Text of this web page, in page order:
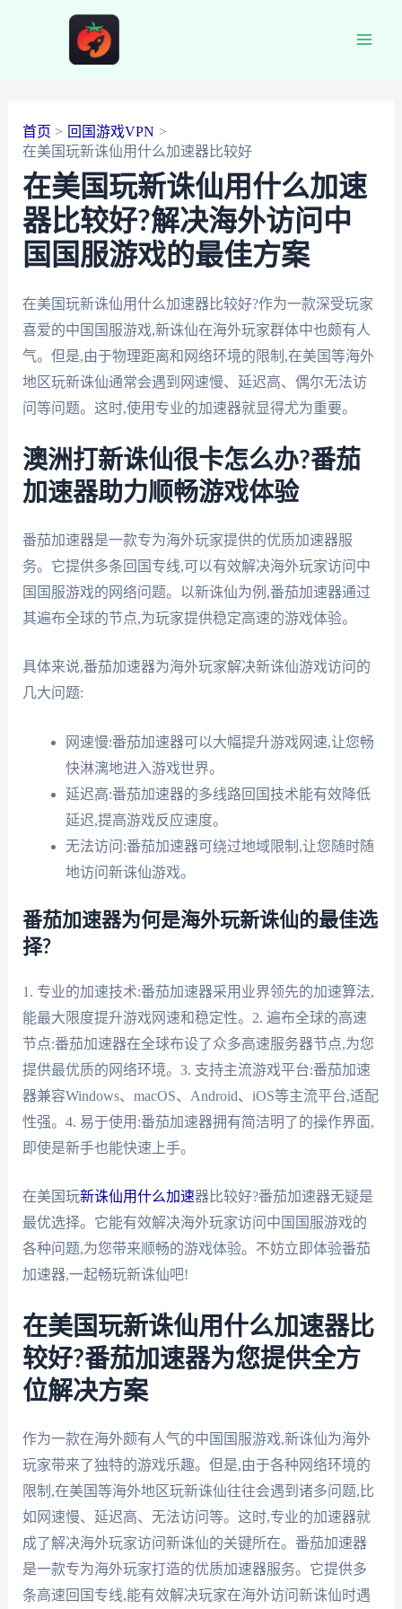
首页
回国游戏VPN
在美国玩新诛仙用什么加速器比较好
在美国玩新诛仙用什么加速
器比较好?解决海外访问中
国国服游戏的最佳方案
在美国玩新诛仙用什么加速器比较好?作为一款深受玩家
喜爱的中国国服游戏,新诛仙在海外玩家群体中也颇有人
气。但是,由于物理距离和网络环境的限制,在美国等海外
地区玩新诛仙通常会遇到网速慢、延迟高、偶尔无法访
问等问题。这时,使用专业的加速器就显得尤为重要。
澳洲打新诛仙很卡怎么办?番茄
加速器助力顺畅游戏体验
番茄加速器是一款专为海外玩家提供的优质加速器服
务。它提供多条回国专线,可以有效解决海外玩家访问中
国国服游戏的网络问题。以新诛仙为例,番茄加速器通过
其遍布全球的节点,为玩家提供稳定高速的游戏体验。
具体来说,番茄加速器为海外玩家解决新诛仙游戏访问的
几大问题:
网速慢:番茄加速器可以大幅提升游戏网速,让您畅
快淋漓地进入游戏世界。
延迟高:番茄加速器的多线路回国技术能有效降低
延迟,提高游戏反应速度。
无法访问:番茄加速器可绕过地域限制,让您随时随
地访问新诛仙游戏。
番茄加速器为何是海外玩新诛仙的最佳选
择?
1. 专业的加速技术:番茄加速器采用业界领先的加速算法,
能最大限度提升游戏网速和稳定性。2. 遍布全球的高速
节点:番茄加速器在全球布设了众多高速服务器节点,为您
提供最优质的网络环境。3. 支持主流游戏平台:番茄加速
器兼容Windows、macOS、Android、iOS等主流平台,适配
性强。4. 易于使用:番茄加速器拥有简洁明了的操作界面,
即使是新手也能快速上手。
在美国玩新诛仙用什么加速器比较好?番茄加速器无疑是
最优选择。它能有效解决海外玩家访问中国国服游戏的
各种问题,为您带来顺畅的游戏体验。不妨立即体验番茄
加速器,一起畅玩新诛仙吧!
在美国玩新诛仙用什么加速器比
较好?番茄加速器为您提供全方
位解决方案
作为一款在海外颇有人气的中国国服游戏,新诛仙为海外
玩家带来了独特的游戏乐趣。但是,由于各种网络环境的
限制,在美国等海外地区玩新诛仙往往会遇到诸多问题,比
如网速慢、延迟高、无法访问等。这时,专业的加速器就
成了解决海外玩家访问新诛仙的关键所在。番茄加速器
是一款专为海外玩家打造的优质加速器服务。它提供多
条高速回国专线,能有效解决玩家在海外访问新诛仙时遇